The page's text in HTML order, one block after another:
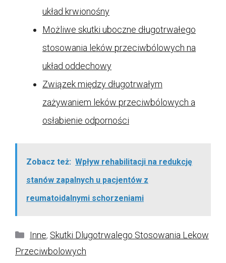
układ krwionośny
Możliwe skutki uboczne długotrwałego
stosowania leków przeciwbólowych na
układ oddechowy
Związek między długotrwałym
zażywaniem leków przeciwbólowych a
osłabienie odporności
Zobacz też: Wpływ rehabilitacji na redukcję
stanów zapalnych u pacjentów z
reumatoidalnymi schorzeniami
Kategorie
Inne, Skutki Dlugotrwalego Stosowania Lekow
Przeciwbolowych